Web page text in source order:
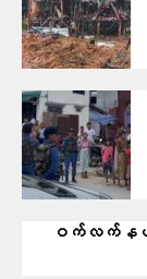
ဝက်လက်နယ်အ